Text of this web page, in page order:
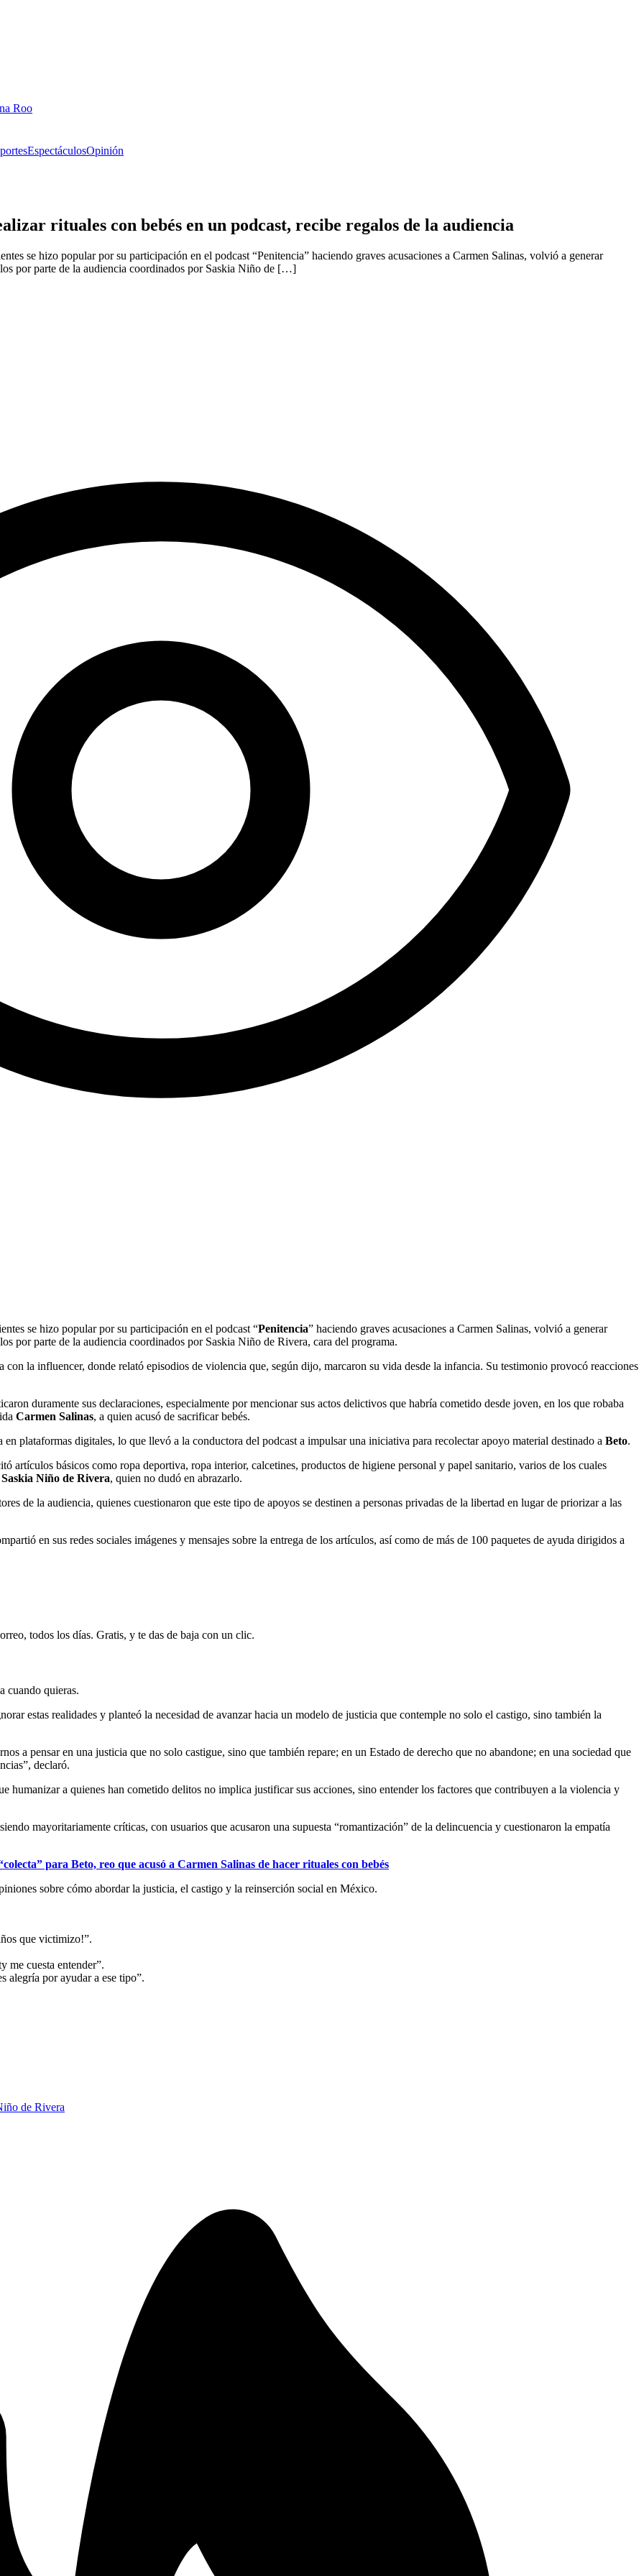
Roo
EspectáculosOpinión
rituales con bebés en un podcast, recibe regalos de la audiencia
se hizo popular por su participación en el podcast “Penitencia” haciendo graves acusaciones a Carmen Salinas, volvió a generar
por parte de la audiencia coordinados por Saskia Niño de […]
se hizo popular por su participación en el podcast “Penitencia” haciendo graves acusaciones a Carmen Salinas, volvió a generar
por parte de la audiencia coordinados por Saskia Niño de Rivera, cara del programa.
la influencer, donde relató episodios de violencia que, según dijo, marcaron su vida desde la infancia. Su testimonio provocó reacciones
duramente sus declaraciones, especialmente por mencionar sus actos delictivos que habría cometido desde joven, en los que robaba
Carmen Salinas, a quien acusó de sacrificar bebés.
plataformas digitales, lo que llevó a la conductora del podcast a impulsar una iniciativa para recolectar apoyo material destinado a Beto.
artículos básicos como ropa deportiva, ropa interior, calcetines, productos de higiene personal y papel sanitario, varios de los cuales
Saskia Niño de Rivera, quien no dudó en abrazarlo.
de la audiencia, quienes cuestionaron que este tipo de apoyos se destinen a personas privadas de la libertad en lugar de priorizar a las
en sus redes sociales imágenes y mensajes sobre la entrega de los artículos, así como de más de 100 paquetes de ayuda dirigidos a
todos los días. Gratis, y te das de baja con un clic.
cuando quieras.
estas realidades y planteó la necesidad de avanzar hacia un modelo de justicia que contemple no solo el castigo, sino también la
a pensar en una justicia que no solo castigue, sino que también repare; en un Estado de derecho que no abandone; en una sociedad que
declaró.
humanizar a quienes han cometido delitos no implica justificar sus acciones, sino entender los factores que contribuyen a la violencia y
mayoritariamente críticas, con usuarios que acusaron una supuesta “romantización” de la delincuencia y cuestionaron la empatía
para Beto, reo que acusó a Carmen Salinas de hacer rituales con bebés
sobre cómo abordar la justicia, el castigo y la reinserción social en México.
que victimizo!”.
me cuesta entender”.
alegría por ayudar a ese tipo”.
de Rivera